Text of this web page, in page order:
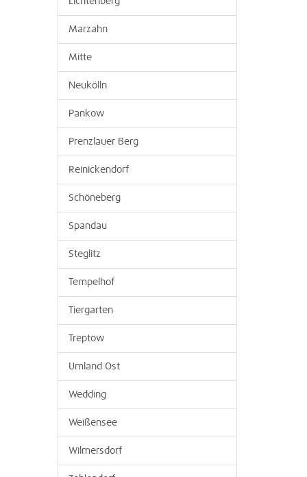
Marzahn
Mitte
Neukölln
Pankow
Prenzlauer Berg
Reinickendorf
Schöneberg
Spandau
Steglitz
Tempelhof
Tiergarten
Treptow
Umland Ost
Wedding
Weißensee
Wilmersdorf